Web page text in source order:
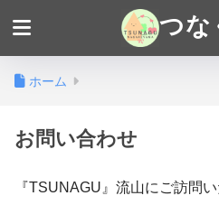
つな
ホーム
お問い合わせ
『TSUNAGU』流山にご訪問